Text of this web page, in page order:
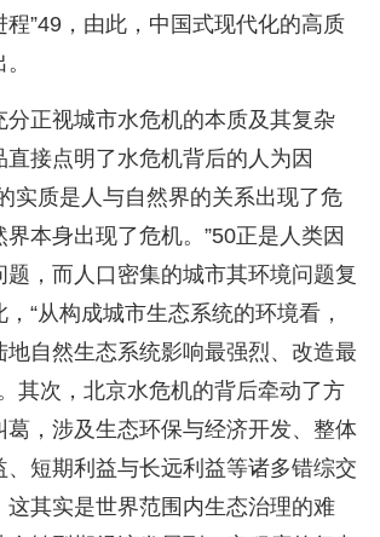
程”49，由此，中国式现代化的高质
分正视城市水危机的本质及其复杂
接点明了水危机背后的人为因
实质是人与自然界的关系出现了危
本身出现了危机。”50正是人类因
题，而人口密集的城市其环境问题复
“从构成城市生态系统的环境看，
地自然生态系统影响最强烈、改造最
其次，北京水危机的背后牵动了方
葛，涉及生态环保与经济开发、整体
、短期利益与长远利益等诸多错综交
这其实是世界范围内生态治理的难